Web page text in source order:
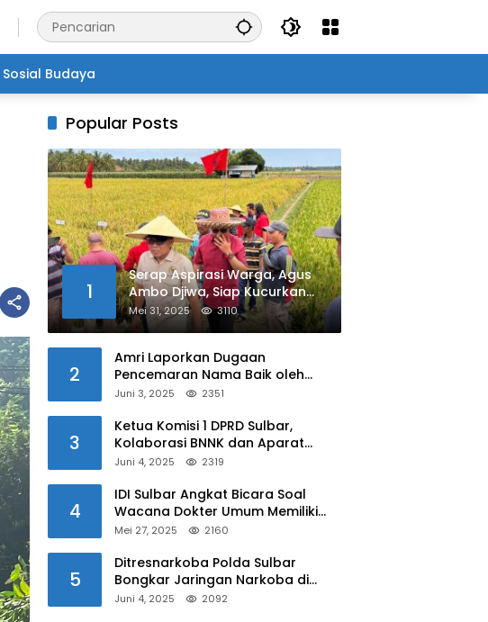
Sosial Budaya
Popular Posts
1
Serap Aspirasi Warga, Agus
Ambo Djiwa, Siap Kucurkan
Bantuan Pertanian di Kalukku
Mei 31, 2025 3110
2
Amri Laporkan Dugaan
Pencemaran Nama Baik oleh
Oknum Polisi ke Propam Polda
Juni 3, 2025 2351
3
Ketua Komisi 1 DPRD Sulbar,
Kolaborasi BNNK dan Aparat
Kepolisian Tekan Penyalahgunaan
Juni 4, 2025 2319
4
IDI Sulbar Angkat Bicara Soal
Wacana Dokter Umum Memiliki
Kewenangan Operasi Caesar
Mei 27, 2025 2160
5
Ditresnarkoba Polda Sulbar
Bongkar Jaringan Narkoba di
Mamuju, Dua Pria Ditangkap! Jejak
Juni 4, 2025 2092